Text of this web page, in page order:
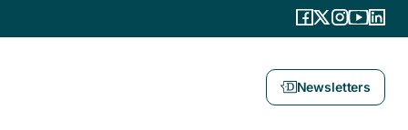
Newsletters